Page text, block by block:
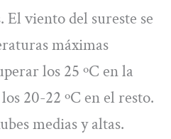
viento del sureste se
máximas
los 25 ºC en la
20-22 ºC en el resto.
medias y altas.